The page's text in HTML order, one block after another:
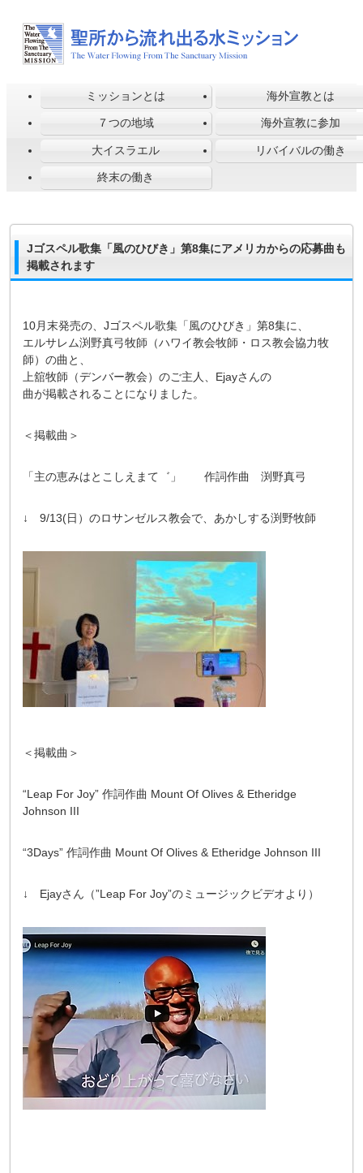
ミッションとは 海外宣教とは
７つの地域 海外宣教に参加
大イスラエル リバイバルの働き
終末の働き
Jゴスペル歌集「風のひびき」第8集にアメリカからの応募曲も
掲載されます
10月末発売の、Jゴスペル歌集「風のひびき」第8集に、
エルサレム渕野真弓牧師（ハワイ教会牧師・ロス教会協力牧
師）の曲と、
上舘牧師（デンバー教会）のご主人、Ejayさんの
曲が掲載されることになりました。
＜掲載曲＞
「主の恵みはとこしえまて゛」 作詞作曲 渕野真弓
↓ 9/13(日）のロサンゼルス教会で、あかしする渕野牧師
＜掲載曲＞
“Leap For Joy” 作詞作曲 Mount Of Olives & Etheridge
Johnson III
“3Days” 作詞作曲 Mount Of Olives & Etheridge Johnson III
↓ Ejayさん（”Leap For Joy”のミュージックビデオより）